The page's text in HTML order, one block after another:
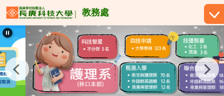
跳
到
主
要
內
容
區
教務處